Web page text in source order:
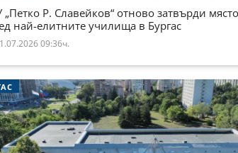
„Петко Р. Славейков“ отново затвърди
най-елитните училища в Бургас
09:36ч.